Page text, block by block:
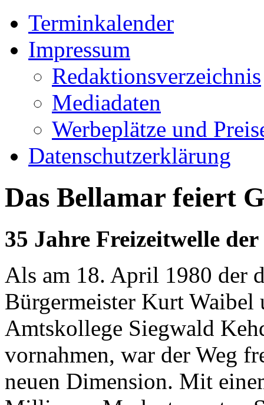
Terminkalender
Impressum
Redaktionsverzeichnis
Mediadaten
Werbeplätze und
Datenschutzerklärung
Das Bellamar feiert
35 Jahre Freizeitwelle
Als am 18. April 1980 der
Bürgermeister Kurt Waibel
Amtskollege Siegwald
vornahmen, war der Weg
neuen Dimension. Mit